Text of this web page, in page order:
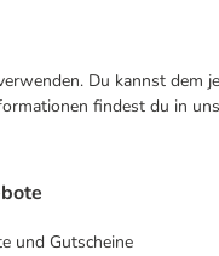
Du kannst dem
findest du in
und Gutscheine